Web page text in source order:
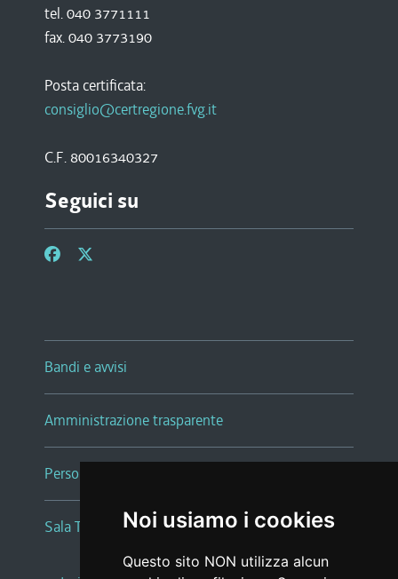
Noi usiamo i cookies
Questo sito NON utilizza alcun
tel. 040 3771111
fax. 040 3773190
Posta certificata:
consiglio@certregione.fvg.it
C.F. 80016340327
Seguici su
Bandi e avvisi
Amministrazione trasparente
Persone e Uffici
Sala Tiziano Tessitori